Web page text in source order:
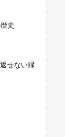
史
せない縁